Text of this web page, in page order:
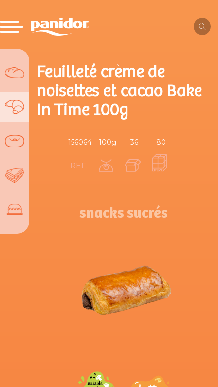
Feuilleté crème de
noisettes et cacao Bake
In Time 100g
REF.
156064 100g 36 80
snacks sucrés